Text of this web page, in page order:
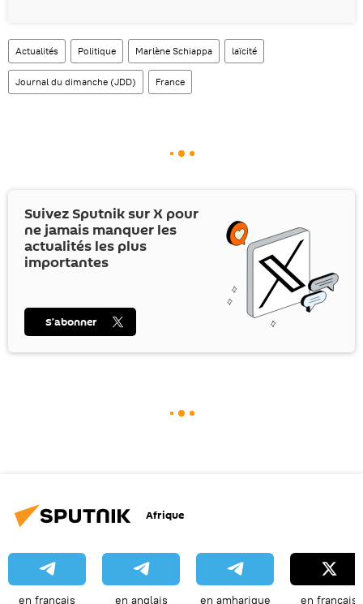
Actualités Politique Marlène Schiappa laïcité
Journal du dimanche (JDD) France
Suivez Sputnik surX pour
ne jamais manquer les
actualités les plus
importantes
S’abonner
Afrique
en français en anglais en amharique en français